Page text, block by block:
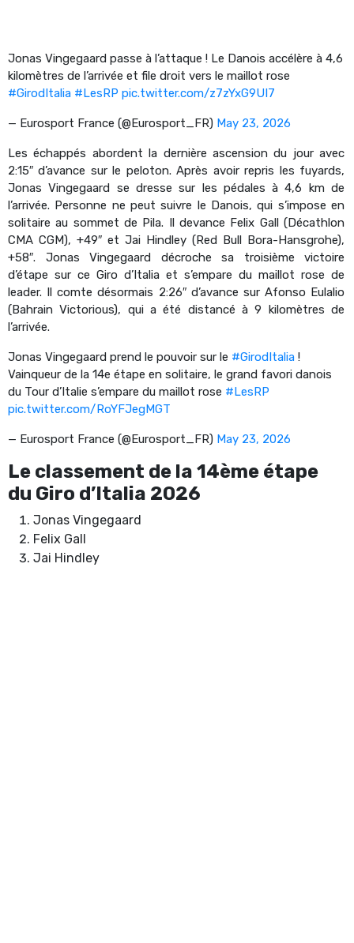
Jonas Vingegaard passe à l’attaque ! Le Danois accélère à 4,6
kilomètres de l’arrivée et file droit vers le maillot rose
#GirodItalia #LesRP pic.twitter.com/z7zYxG9UI7
— Eurosport France (@Eurosport_FR) May 23, 2026
Les échappés abordent la dernière ascension du jour avec
2:15″ d’avance sur le peloton. Après avoir repris les fuyards,
Jonas Vingegaard se dresse sur les pédales à 4,6 km de
l’arrivée. Personne ne peut suivre le Danois, qui s’impose en
solitaire au sommet de Pila. Il devance Felix Gall (Décathlon
CMA CGM), +49″ et Jai Hindley (Red Bull Bora-Hansgrohe),
+58″. Jonas Vingegaard décroche sa troisième victoire
d’étape sur ce Giro d’Italia et s’empare du maillot rose de
leader. Il comte désormais 2:26″ d’avance sur Afonso Eulalio
(Bahrain Victorious), qui a été distancé à 9 kilomètres de
l’arrivée.
Jonas Vingegaard prend le pouvoir sur le #GirodItalia !
Vainqueur de la 14e étape en solitaire, le grand favori danois
du Tour d’Italie s’empare du maillot rose #LesRP
pic.twitter.com/RoYFJegMGT
— Eurosport France (@Eurosport_FR) May 23, 2026
Le classement de la 14ème étape
du Giro d’Italia 2026
Jonas Vingegaard
Felix Gall
Jai Hindley